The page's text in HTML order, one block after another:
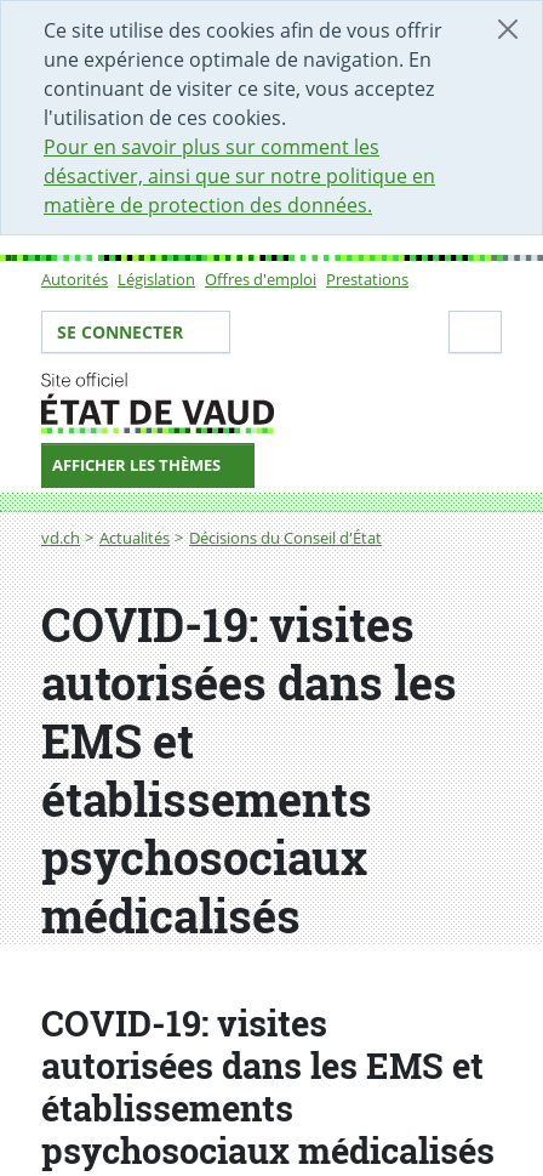
Ce site utilise des cookies afin de vous offrir
une expérience optimale de navigation. En
continuant de visiter ce site, vous acceptez
l'utilisation de ces cookies.
Pour en savoir plus sur comment les
désactiver, ainsi que sur notre politique en
matière de protection des données.
DÉBUT DU CONTENU DE LA PAGE
ACCÈS AU CHAMP DE RECHERCHE
PAGE D'ACCUEIL
FORMULAIRE DE CONTACT
Sous-navigation
Autorités Législation Offres d'emploi Prestations
Votre identité
SE CONNECTER
AFFICHER LES THÈMES
Fil d'Ariane
vd.ch Actualités Décisions du Conseil d'État
Décision
COVID-19: visites
autorisées dans les
EMS et
établissements
psychosociaux
médicalisés
COVID-19: visites
autorisées dans les EMS et
établissements
psychosociaux médicalisés